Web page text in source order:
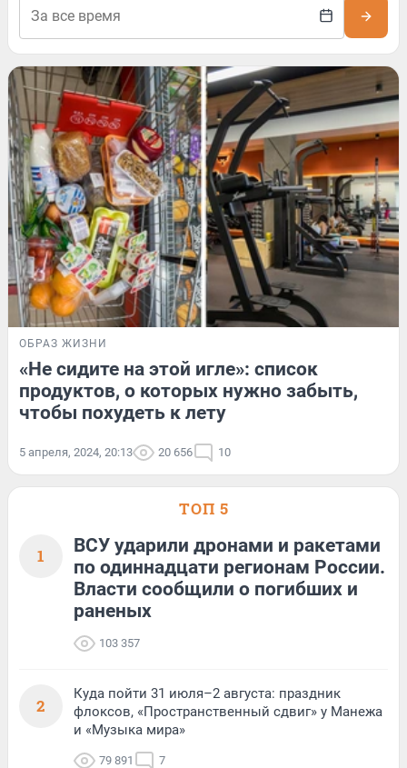
ОБРАЗ ЖИЗНИ
«Не сидите на этой игле»: список
продуктов, о которых нужно забыть,
чтобы похудеть к лету
5 апреля, 2024, 20:13 20 656 10
ТОП 5
1
ВСУ ударили дронами и ракетами
по одиннадцати регионам России.
Власти сообщили о погибших и
раненых
103 357
2
Куда пойти 31 июля–2 августа: праздник
флоксов, «Пространственный сдвиг» у Манежа
и «Музыка мира»
79 891 7